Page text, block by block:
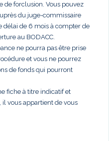
de forclusion. Vous pouvez
du juge-commissaire
délai de 6 mois à compter de
au BODACC.
ne pourra pas être prise
et vous ne pourrez
de fonds qui pourront
fiche à titre indicatif et
vous appartient de vous